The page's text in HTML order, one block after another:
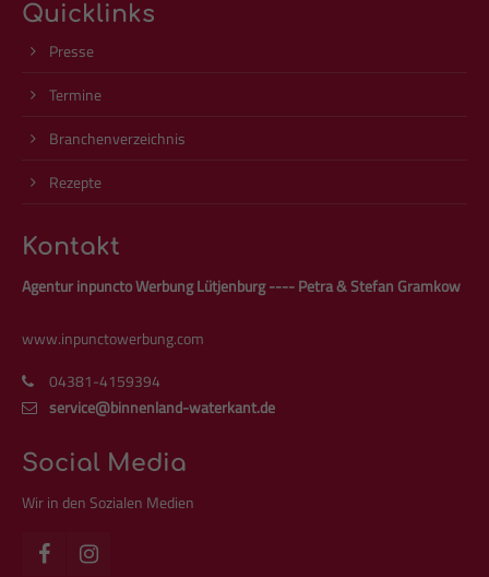
Quicklinks
Presse
Termine
Branchenverzeichnis
Rezepte
Kontakt
Agentur inpuncto Werbung Lütjenburg ---- Petra & Stefan Gramkow
www.inpunctowerbung.com
04381-4159394
service@binnenland-waterkant.de
Social Media
Wir in den Sozialen Medien